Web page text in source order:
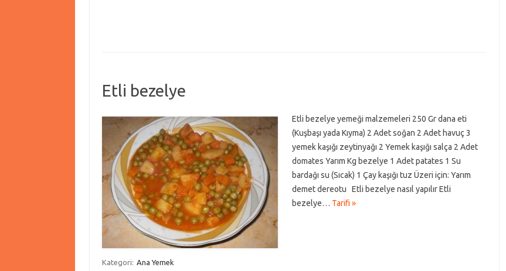
Etli bezelye
Etli bezelye yemeği malzemeleri 250 Gr dana eti
(Kuşbaşı yada Kıyma) 2 Adet soğan 2 Adet havuç 3
yemek kaşığı zeytinyağı 2 Yemek kaşığı salça 2 Adet
domates Yarım Kg bezelye 1 Adet patates 1 Su
bardağı su (Sıcak) 1 Çay kaşığı tuz Üzeri için: Yarım
demet dereotu Etli bezelye nasıl yapılır Etli
bezelye… Tarifi »
Kategori: Ana Yemek